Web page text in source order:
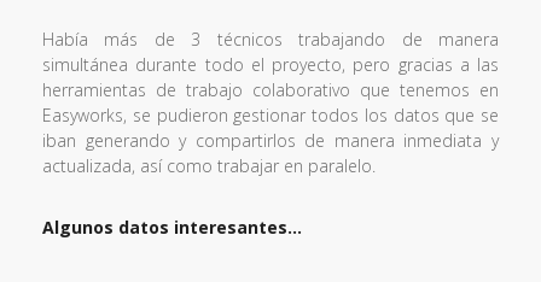
Había más de 3 técnicos trabajando de manera
simultánea durante todo el proyecto, pero gracias a las
herramientas de trabajo colaborativo que tenemos en
Easyworks, se pudieron gestionar todos los datos que se
iban generando y compartirlos de manera inmediata y
actualizada, así como trabajar en paralelo.
Algunos datos interesantes…